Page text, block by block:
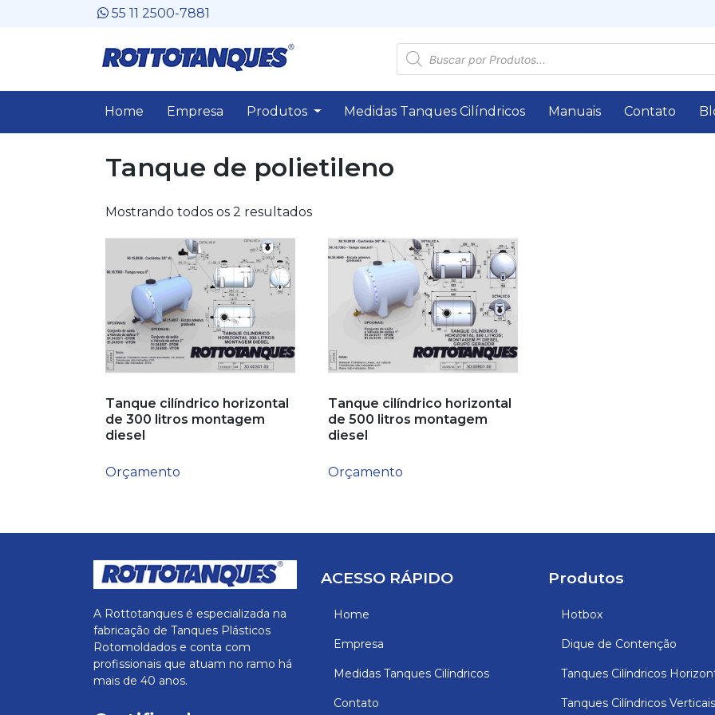
55 11 2500-7881
Pesquisar
produtos
Home Empresa Produtos Medidas Tanques Cilíndricos Manuais Contato
Tanque de polietileno
Mostrando todos os 2 resultados
Tanque cilíndrico horizontal
de 300 litros montagem
diesel
Orçamento
Tanque cilíndrico horizontal
de 500 litros montagem
diesel
Orçamento
A Rottotanques é especializada na
fabricação de Tanques Plásticos
Rotomoldados e conta com
profissionais que atuam no ramo há
mais de 40 anos.
ACESSO RÁPIDO
Home
Empresa
Medidas Tanques Cilíndricos
Contato
Produtos
Hotbox
Dique de Contenção
Tanques Cilíndricos
Tanques Cilíndricos Verticais